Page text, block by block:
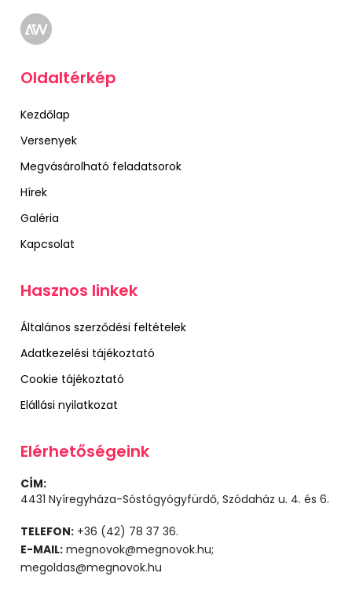
Oldaltérkép
Kezdőlap
Versenyek
Megvásárolható feladatsorok
Hírek
Galéria
Kapcsolat
Hasznos linkek
Általános szerződési feltételek
Adatkezelési tájékoztató
Cookie tájékoztató
Elállási nyilatkozat
Elérhetőségeink
CÍM:
4431 Nyíregyháza-Sóstógyógyfürdő, Szódaház u. 4. és 6.
TELEFON: +36 (42) 78 37 36.
E-MAIL: megnovok@megnovok.hu;
megoldas@megnovok.hu